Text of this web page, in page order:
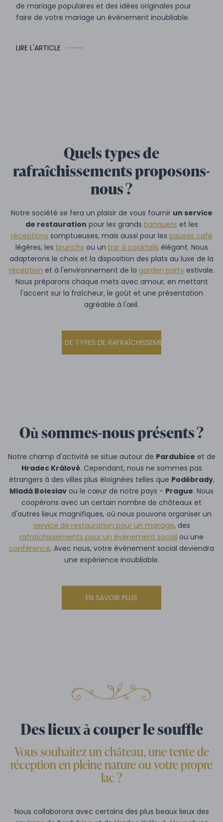
de mariage populaires et des idées originales pour
faire de votre mariage un événement inoubliable.
LIRE L'ARTICLE
Quels types de
rafraîchissements proposons-
nous ?
Notre société se fera un plaisir de vous fournir un service
de restauration pour les grands banquets et les
réceptions somptueuses, mais aussi pour les pauses café
légères, les brunchs ou un bar à cocktails élégant. Nous
adapterons le choix et la disposition des plats au luxe de la
réception et à l'environnement de la garden partyestivale.
Nous préparons chaque mets avec amour, en mettant
l'accent sur la fraîcheur, le goût et une présentation
agréable à l'œil.
PLUS DE TYPES DE RAFRAÎCHISSEMENTS
Où sommes-nous présents ?
Notre champ d'activité se situe autour de Pardubice et de
Hradec Králové. Cependant, nous ne sommes pas
étrangers à des villes plus éloignées telles que Poděbrady,
Mladá Boleslav ou le cœur de notre pays - Prague. Nous
coopérons avec un certain nombre de châteaux et
d'autres lieux magnifiques, où nous pouvons organiser un
service de restauration pour un mariage, des
rafraîchissements pour un événement social ou une
conférence. Avec nous, votre événement social deviendra
une expérience inoubliable.
EN SAVOIR PLUS
Des lieux à couper le souffle
Vous souhaitez un château, une tente de
réception en pleine nature ou votre propre
lac ?
Nous collaborons avec certains des plus beaux lieux des